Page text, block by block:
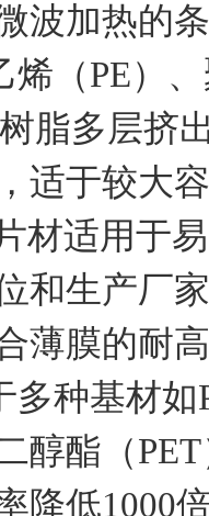
波加热的
烯（PE）
树脂多层
适于较大
材适用于
和生产厂
薄膜的耐
基材如
醇酯（
降低1000